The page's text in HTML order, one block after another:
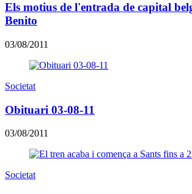
Els motius de l'entrada de capital
Benito
03/08/2011
Societat
Obituari 03-08-11
03/08/2011
Societat